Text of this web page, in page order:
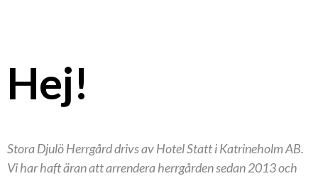
Hej!
Stora Djulö Herrgård drivs av Hotel Statt i Katrineholm AB.
Vi har haft äran att arrendera herrgården sedan 2013 och